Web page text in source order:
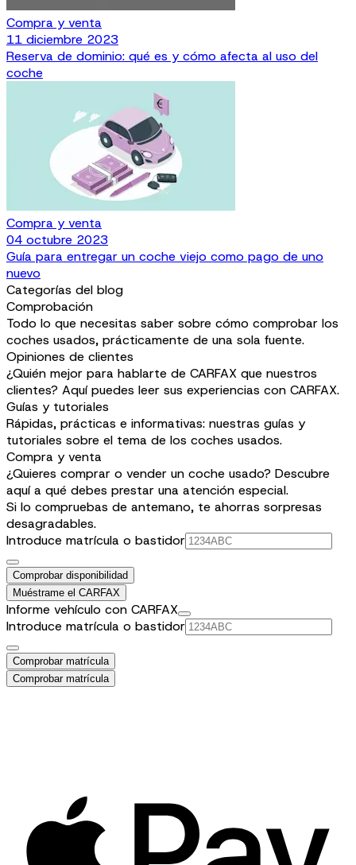
Compra y venta
11 diciembre 2023
Reserva de dominio: qué es y cómo afecta al uso del
coche
Compra y venta
04 octubre 2023
Guía para entregar un coche viejo como pago de uno
nuevo
Categorías del blog
Comprobación
Todo lo que necesitas saber sobre cómo comprobar los
coches usados, prácticamente de una sola fuente.
Opiniones de clientes
¿Quién mejor para hablarte de CARFAX que nuestros
clientes? Aquí puedes leer sus experiencias con CARFAX.
Guías y tutoriales
Rápidas, prácticas e informativas: nuestras guías y
tutoriales sobre el tema de los coches usados.
Compra y venta
¿Quieres comprar o vender un coche usado? Descubre
aquí a qué debes prestar una atención especial.
Si lo compruebas de antemano, te ahorras sorpresas
desagradables.
Introduce matrícula o bastidor
Comprobar disponibilidad
Muéstrame el CARFAX
Informe vehículo con CARFAX
Introduce matrícula o bastidor
Comprobar matrícula
Comprobar matrícula